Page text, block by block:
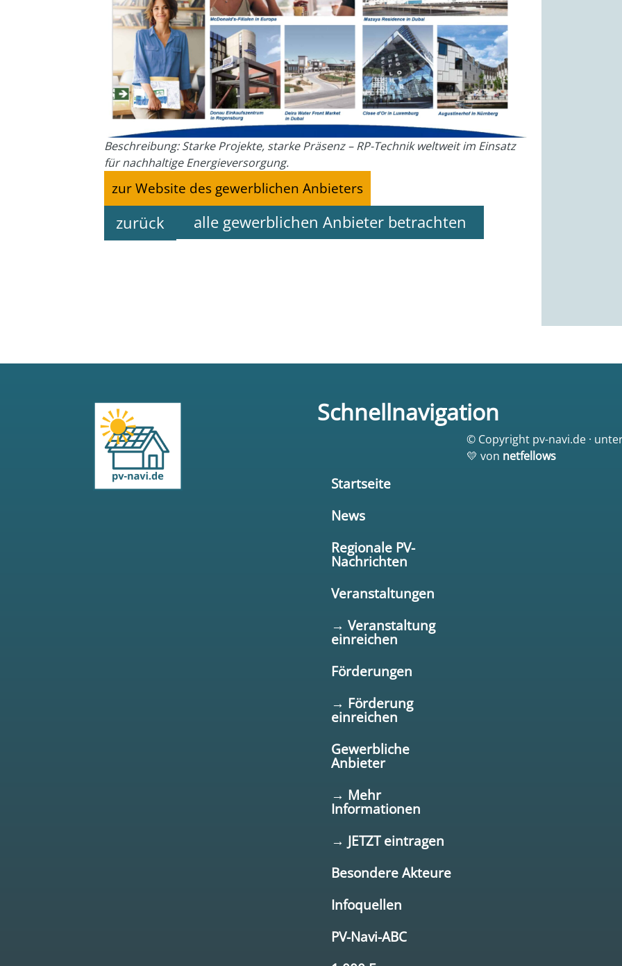
Beschreibung: Starke Projekte, starke Präsenz – RP-Technik weltweit im Einsatz
für nachhaltige Energieversorgung.
zur Website des gewerblichen Anbieters
zurück alle gewerblichen Anbieter betrachten
Schnellnavigation
Startseite
News
Regionale PV-
Nachrichten
Veranstaltungen
→ Veranstaltung
einreichen
Förderungen
→ Förderung
einreichen
Gewerbliche
Anbieter
→ Mehr
Informationen
→ JETZT eintragen
Besondere Akteure
Infoquellen
PV-Navi-ABC
© Copyright pv-navi.de ·
💛 von netfellows